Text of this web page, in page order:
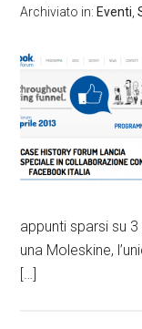
Archiviato in: Eventi ,
appunti sparsi su
una Moleskine,
[…]